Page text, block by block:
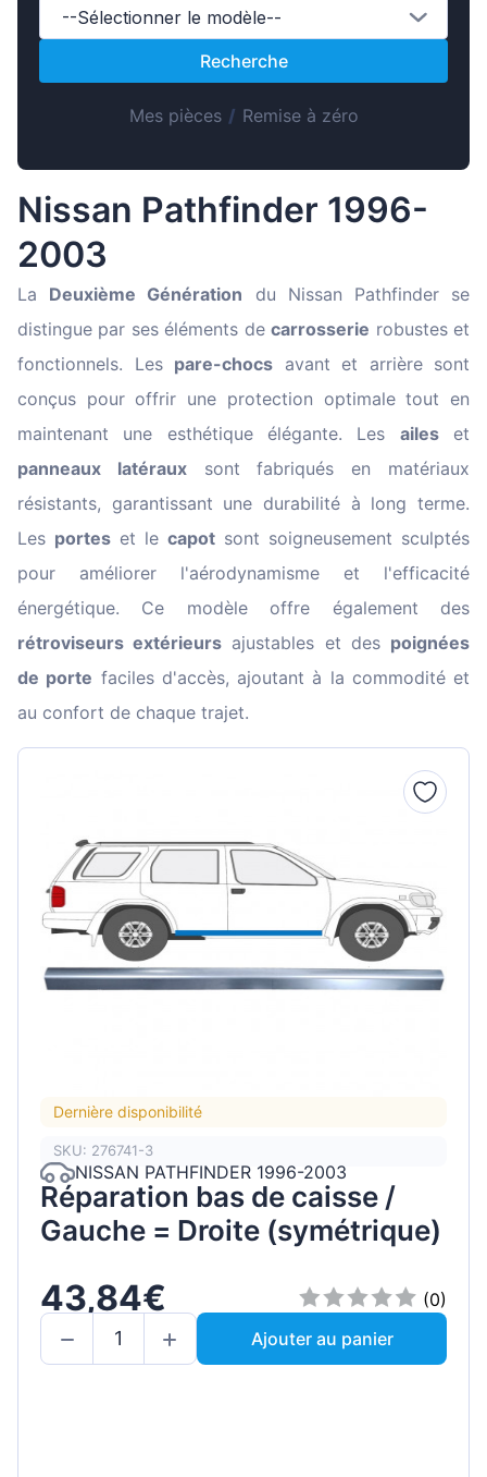
Lietuvių
Hrvatski
Português
Slovenčina
--Sélectionner le modèle--
Recherche
Mes pièces/ Remise à zéro
Nissan Pathfinder 1996-
2003
La Deuxième Génération du Nissan Pathfinder se
distingue par ses éléments decarrosserie robustes et
fonctionnels. Les pare-chocs avant et arrière sont
conçus pour offrir une protection optimale tout en
maintenant une esthétique élégante. Les aileset
panneaux latérauxsont fabriqués en matériaux
résistants, garantissant une durabilité à long terme.
Les portes et le capot sont soigneusement sculptés
pour améliorer l'aérodynamisme et l'efficacité
énergétique. Ce modèle offre également des
rétroviseurs extérieurs ajustables et des poignées
de porte faciles d'accès, ajoutant à la commodité et
au confort de chaque trajet.
Dernière disponibilité
SKU: 276741-3
NISSAN PATHFINDER 1996-2003
Réparation bas de caisse /
Gauche = Droite (symétrique)
43,84€
(0)
Ajouter au panier